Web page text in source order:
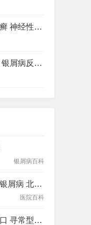
神经性皮炎跟牛皮癣 神经性皮炎跟牛皮癣哪个好治
银屑病一直上小号 银屑病反复出小疹子怎么办好
银屑病百科
北京中日友好医院银屑病 北京中日友好医院银屑病专家
医院百科
寻常银屑病怎么忌口 寻常型银屑病有什么忌口